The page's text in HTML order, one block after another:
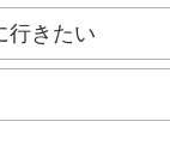
行きたい